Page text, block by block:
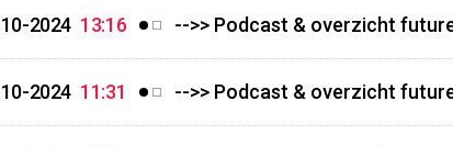
2024 13:16 -->> Podcast & overzicht
2024 11:31 -->> Podcast & overzicht